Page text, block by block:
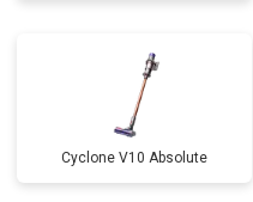
Cyclone V10 Absolute